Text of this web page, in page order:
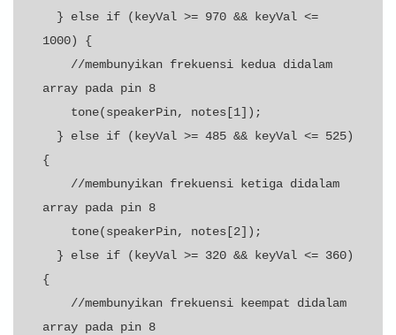
1000) {
array pada pin 8
{
array pada pin 8
{
array pada pin 8